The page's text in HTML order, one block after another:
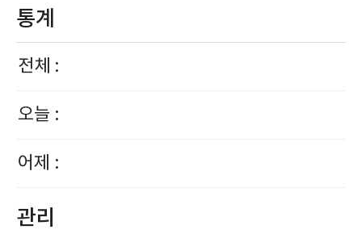
통계
전체 :
오늘 :
어제 :
관리